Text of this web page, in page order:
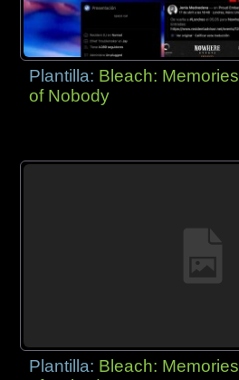
Plantilla: Bleach: Memories
of Nobody
Plantilla: Bleach: Memories